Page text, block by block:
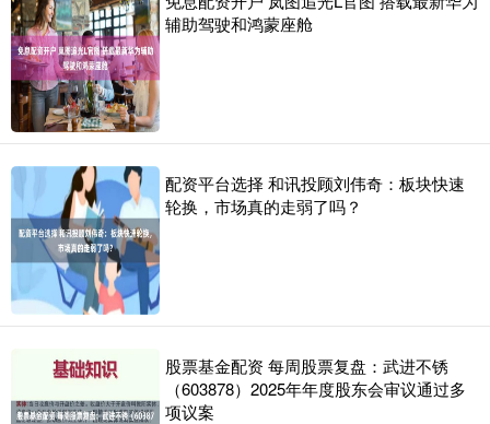
辅助驾驶和鸿蒙座舱
配资平台选择 和讯投顾刘伟奇：板块快速
轮换，市场真的走弱了吗？
股票基金配资 每周股票复盘：武进不锈
（603878）2025年年度股东会审议通过多
项议案